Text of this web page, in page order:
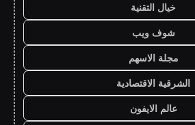
خيال التقنية
شوف ويب
مجلة الاسهم
الشرقية الاقتصادية
عالم الايفون